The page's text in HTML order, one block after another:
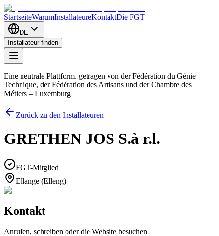
StartseiteWarumInstallateureKontaktDie FGT
DE
Installateur finden
Eine neutrale Plattform, getragen von der Fédération du Génie
Technique, der Fédération des Artisans und der Chambre des
Métiers – Luxemburg
Zurück zu den Installateuren
GRETHEN JOS S.à r.l.
FGT-Mitglied
Ellange (Elleng)
Kontakt
Anrufen, schreiben oder die Website besuchen